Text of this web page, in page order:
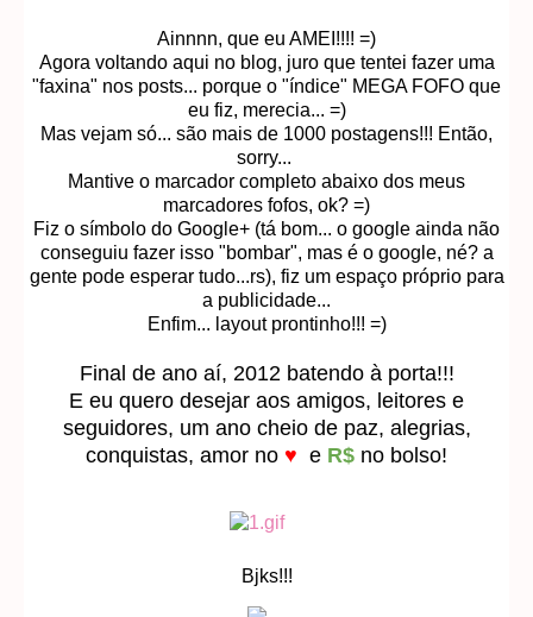
Ainnnn, que eu AMEI!!!! =)
Agora voltando aqui no blog, juro que tentei fazer uma
"faxina" nos posts... porque o "índice" MEGA FOFO que
eu fiz, merecia... =)
Mas vejam só... são mais de 1000 postagens!!! Então,
sorry...
Mantive o marcador completo abaixo dos meus
marcadores fofos, ok? =)
Fiz o símbolo do Google+ (tá bom... o google ainda não
conseguiu fazer isso "bombar", mas é o google, né? a
gente pode esperar tudo...rs), fiz um espaço próprio para
a publicidade...
Enfim... layout prontinho!!! =)
Final de ano aí, 2012 batendo à porta!!!
E eu quero desejar aos amigos, leitores e
seguidores, um ano cheio de paz, alegrias,
conquistas, amor no ♥ e R$ no bolso!
Bjks!!!